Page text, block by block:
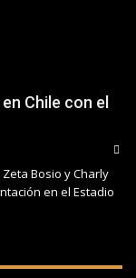
Chile con el
Bosio y Charly
en el Estadio